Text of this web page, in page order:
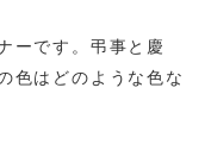
ーです。弔事と慶
色はどのような色な